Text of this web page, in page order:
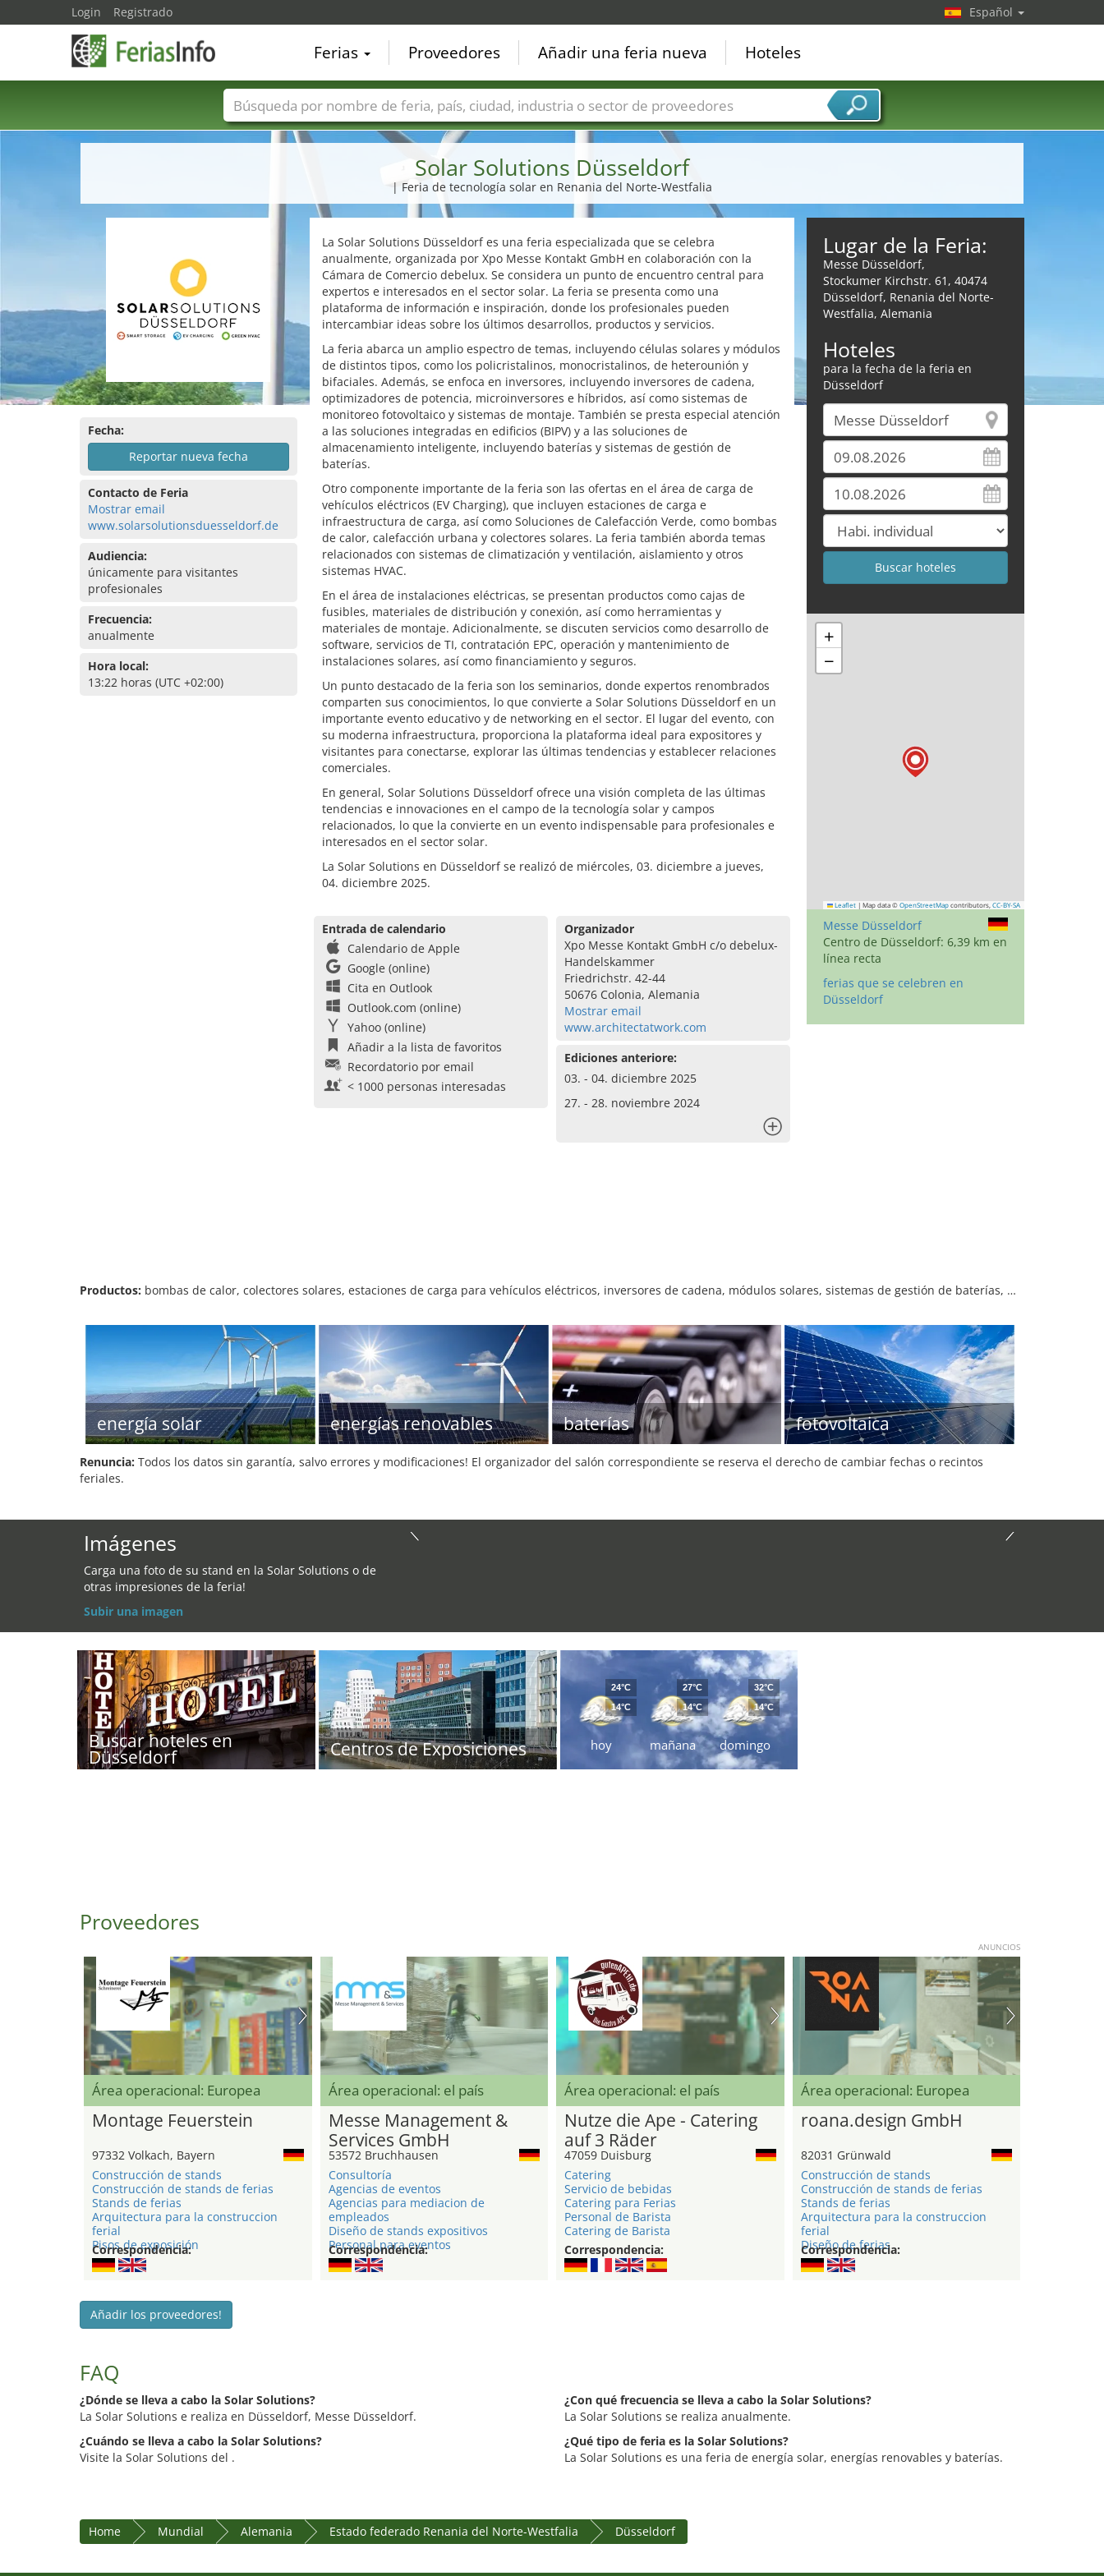
Solar Solutions Düsseldorf
| Feria de tecnología solar en Renania del Norte-Westfalia
Fecha:
Reportar nueva fecha
Contacto de Feria
Mostrar email
www.solarsolutionsduesseldorf.de
Audiencia:
únicamente para visitantes
profesionales
Frecuencia:
anualmente
Hora local:
13:22 horas (UTC +02:00)
La Solar Solutions Düsseldorf es una feria especializada que se celebra
anualmente, organizada por Xpo Messe Kontakt GmbH en colaboración con la
Cámara de Comercio debelux. Se considera un punto de encuentro central para
expertos e interesados en el sector solar. La feria se presenta como una
plataforma de información e inspiración, donde los profesionales pueden
intercambiar ideas sobre los últimos desarrollos, productos y servicios.
La feria abarca un amplio espectro de temas, incluyendo células solares y módulos
de distintos tipos, como los policristalinos, monocristalinos, de heterounión y
bifaciales. Además, se enfoca en inversores, incluyendo inversores de cadena,
optimizadores de potencia, microinversores e híbridos, así como sistemas de
monitoreo fotovoltaico y sistemas de montaje. También se presta especial atención
a las soluciones integradas en edificios (BIPV) y a las soluciones de
almacenamiento inteligente, incluyendo baterías y sistemas de gestión de
baterías.
Otro componente importante de la feria son las ofertas en el área de carga de
vehículos eléctricos (EV Charging), que incluyen estaciones de carga e
infraestructura de carga, así como Soluciones de Calefacción Verde, como bombas
de calor, calefacción urbana y colectores solares. La feria también aborda temas
relacionados con sistemas de climatización y ventilación, aislamiento y otros
sistemas HVAC.
En el área de instalaciones eléctricas, se presentan productos como cajas de
fusibles, materiales de distribución y conexión, así como herramientas y
materiales de montaje. Adicionalmente, se discuten servicios como desarrollo de
software, servicios de TI, contratación EPC, operación y mantenimiento de
instalaciones solares, así como financiamiento y seguros.
Un punto destacado de la feria son los seminarios, donde expertos renombrados
comparten sus conocimientos, lo que convierte a Solar Solutions Düsseldorf en un
importante evento educativo y de networking en el sector. El lugar del evento, con
su moderna infraestructura, proporciona la plataforma ideal para expositores y
visitantes para conectarse, explorar las últimas tendencias y establecer relaciones
comerciales.
En general, Solar Solutions Düsseldorf ofrece una visión completa de las últimas
tendencias e innovaciones en el campo de la tecnología solar y campos
relacionados, lo que la convierte en un evento indispensable para profesionales e
interesados en el sector solar.
La Solar Solutions en Düsseldorf se realizó de miércoles, 03. diciembre a jueves,
04. diciembre 2025.
Entrada de calendario
Calendario de Apple
Google (online)
Cita en Outlook
Outlook.com (online)
Yahoo (online)
Añadir a la lista de favoritos
Recordatorio por email
< 1000 personas interesadas
Organizador
Xpo Messe Kontakt GmbH c/o debelux-
Handelskammer
Friedrichstr. 42-44
50676 Colonia, Alemania
Mostrar email
www.architectatwork.com
Ediciones anteriore:
03. - 04. diciembre 2025
27. - 28. noviembre 2024
Lugar de la Feria:
Messe Düsseldorf,
Stockumer Kirchstr. 61, 40474
Düsseldorf, Renania del Norte-
Westfalia, Alemania
Hoteles
para la fecha de la feria en
Düsseldorf
+
−
Leaflet | Map data © OpenStreetMap contributors, CC-BY-SA
Messe Düsseldorf
Centro de Düsseldorf: 6,39 km en
línea recta
ferias que se celebren en
Düsseldorf
Productos: bombas de calor, colectores solares, estaciones de carga para vehículos eléctricos, inversores de cadena, módulos solares, sistemas de gestión de baterías, …
energía solar energías renovables baterías fotovoltaica
Renuncia: Todos los datos sin garantía, salvo errores y modificaciones! El organizador del salón correspondiente se reserva el derecho de cambiar fechas o recintos
feriales.
Imágenes
Carga una foto de su stand en la Solar Solutions o de
otras impresiones de la feria!
Subir una imagen
Buscar hoteles en
Düsseldorf Centros de Exposiciones hoy
24°C
14°C
mañana
27°C
14°C
domingo
32°C
14°C
Proveedores
ANUNCIOS
Área operacional: Europea
Montage Feuerstein
97332 Volkach, Bayern
Construcción de stands
Construcción de stands de ferias
Stands de ferias
Arquitectura para la construccion
ferial
Pisos de exposición
Correspondencia:
Área operacional: el país
Messe Management &
Services GmbH
53572 Bruchhausen
Consultoría
Agencias de eventos
Agencias para mediacion de
empleados
Diseño de stands expositivos
Personal para eventos
Correspondencia:
Área operacional: el país
Nutze die Ape - Catering
auf 3 Räder
47059 Duisburg
Catering
Servicio de bebidas
Catering para Ferias
Personal de Barista
Catering de Barista
Correspondencia:
Área operacional: Europea
roana.design GmbH
82031 Grünwald
Construcción de stands
Construcción de stands de ferias
Stands de ferias
Arquitectura para la construccion
ferial
Diseño de ferias
Correspondencia:
Añadir los proveedores!
FAQ
¿Dónde se lleva a cabo la Solar Solutions?
La Solar Solutions e realiza en Düsseldorf, Messe Düsseldorf.
¿Cuándo se lleva a cabo la Solar Solutions?
Visite la Solar Solutions del .
¿Con qué frecuencia se lleva a cabo la Solar Solutions?
La Solar Solutions se realiza anualmente.
¿Qué tipo de feria es la Solar Solutions?
La Solar Solutions es una feria de energía solar, energías renovables y baterías.
Home Mundial Alemania Estado federado Renania del Norte-Westfalia Düsseldorf
Login Registrado Español
Ferias Proveedores Añadir una feria nueva Hoteles
Nombres de ferias Países Ciudades Sectores de ferias Sectores de proveedor de servicios